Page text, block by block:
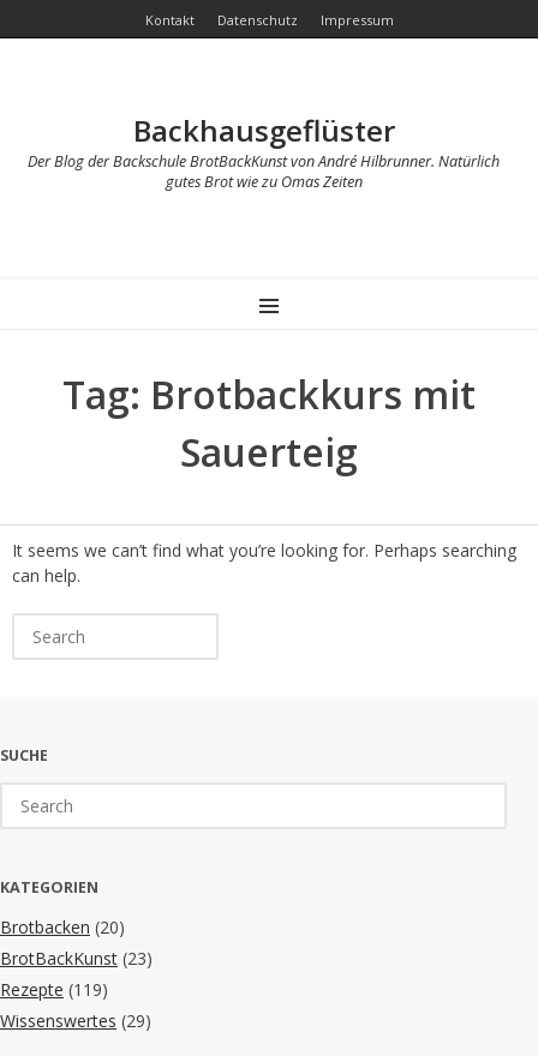
Kontakt Datenschutz Impressum
Backhausgeflüster
Der Blog der Backschule BrotBackKunst von André Hilbrunner. Natürlich
gutes Brot wie zu Omas Zeiten
MENU
Tag: Brotbackkurs mit
Sauerteig
It seems we can’t find what you’re looking for. Perhaps searching
can help.
for:
SUCHE
for:
KATEGORIEN
Brotbacken (20)
BrotBackKunst (23)
Rezepte (119)
Wissenswertes (29)